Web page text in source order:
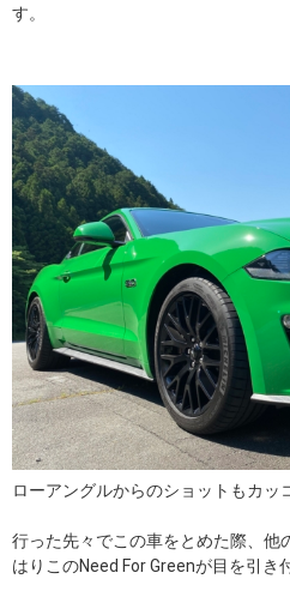
す。
ローアングルからのショットもカッ
行った先々でこの車をとめた際、他
はりこのNeed For Greenが目を引き